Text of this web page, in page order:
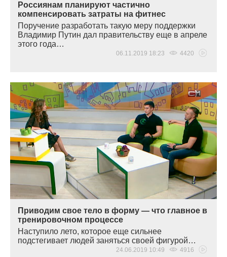
Россиянам планируют частично
компенсировать затраты на фитнес
Поручение разработать такую меру поддержки
Владимир Путин дал правительству еще в апреле
этого года…
06.11.2019 18:23 4420
Приводим свое тело в форму — что главное в
тренировочном процессе
Наступило лето, которое еще сильнее
подстегивает людей заняться своей фигурой…
24.06.2019 10:49 4916